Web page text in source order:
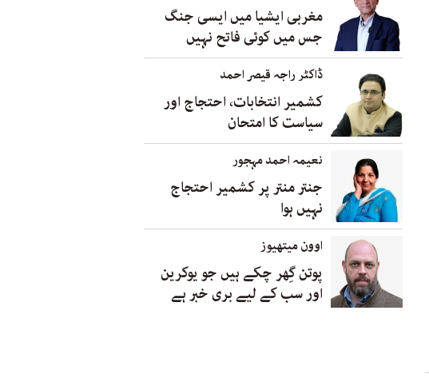
مغربی ایشیا میں ایسی جنگ
جس میں کوئی فاتح نہیں
ڈاکٹر راجہ قیصر احمد
کشمیر انتخابات، احتجاج اور
سیاست کا امتحان
نعیمہ احمد مہجور
جنتر منتر پر کشمیر احتجاج
نہیں ہوا
اوون میتھیوز
پوتن گِھر چکے ہیں جو یوکرین
اور سب کے لیے بری خبر ہے